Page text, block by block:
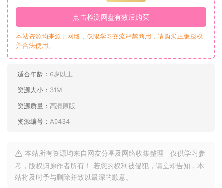
点击检测网盘有效后购买
本站资源均来源于网络，仅限学习交流严禁商用，请购买正版授权
并合法使用。
适合年龄： 6岁以上
资源大小： 31M
资源质量： 高清原版
资源编号： A0434
本站所有资源均来自网友分享及网络收集整理，仅供学习参
考，版权归原作者所有！ 若您的权利被侵犯，请立即告知，本
站将及时予与删除并致以最深的歉意。